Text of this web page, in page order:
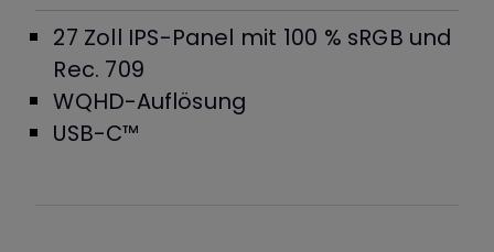
27 Zoll IPS-Panel mit 100 % sRGB und
Rec. 709
WQHD-Auflösung
USB-C™